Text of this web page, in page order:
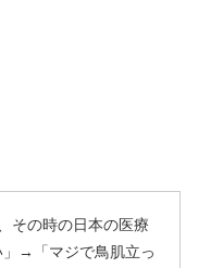
その時の日本の医療
」→「マジで鳥肌立っ